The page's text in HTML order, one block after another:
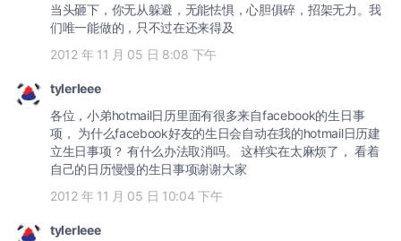
当头砸下，你无从躲避，无能怯惧，心胆俱碎，招架无力。我
们唯一能做的，只不过在还来得及
2012 年 11 月 05 日 8:08 下午
tylerleee
各位，小弟hotmail日历里面有很多来自facebook的生日事
项， 为什么facebook好友的生日会自动在我的hotmail日历建
立生日事项？ 有什么办法取消吗。 这样实在太麻烦了， 看着
自己的日历慢慢的生日事项谢谢大家
2012 年 11 月 05 日 10:04 下午
tylerleee